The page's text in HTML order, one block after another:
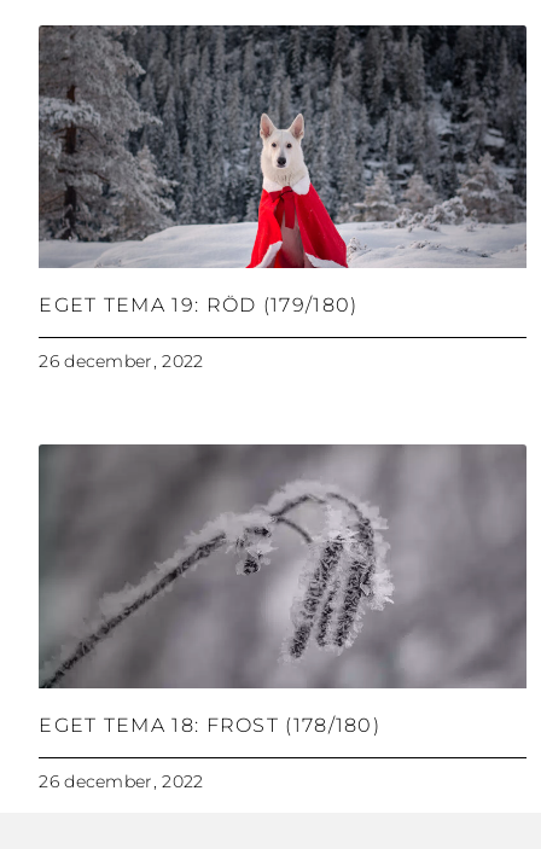
EGET TEMA 19: RÖD (179/180)
26 december, 2022
EGET TEMA 18: FROST (178/180)
26 december, 2022